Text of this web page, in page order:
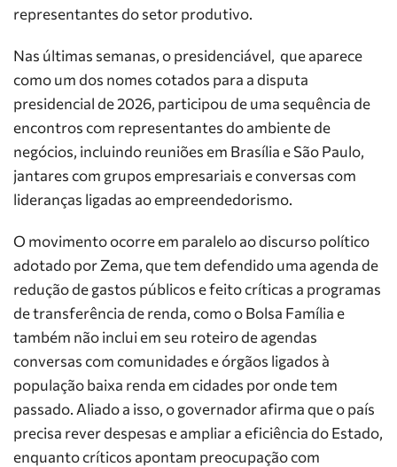
representantes do setor produtivo.
Nas últimas semanas, o presidenciável, que aparece
como um dos nomes cotados para a disputa
presidencial de 2026, participou de uma sequência de
encontros com representantes do ambiente de
negócios, incluindo reuniões em Brasília e São Paulo,
jantares com grupos empresariais e conversas com
lideranças ligadas ao empreendedorismo.
O movimento ocorre em paralelo ao discurso político
adotado por Zema, que tem defendido uma agenda de
redução de gastos públicos e feito críticas a programas
de transferência de renda, como o Bolsa Família e
também não inclui em seu roteiro de agendas
conversas com comunidades e órgãos ligados à
população baixa renda em cidades por onde tem
passado. Aliado a isso, o governador afirma que o país
precisa rever despesas e ampliar a eficiência do Estado,
enquanto críticos apontam preocupação com